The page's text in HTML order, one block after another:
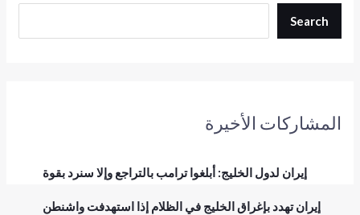
Search
المشاركات الأخيرة
إيران لدول الخليج: أبلغوا ترامب بالتراجع وإلا سنرد بقوة
إيران تهدد بإغراق الخليج في الظلام إذا استهدفت واشنطن